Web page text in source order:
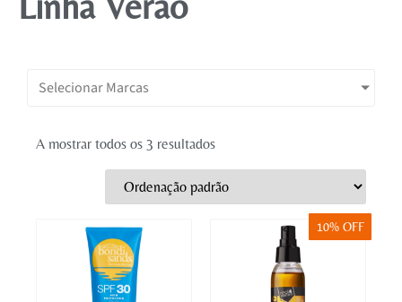
Unhas
Selecionar Marcas
A mostrar todos os 3 resultados
10% OFF